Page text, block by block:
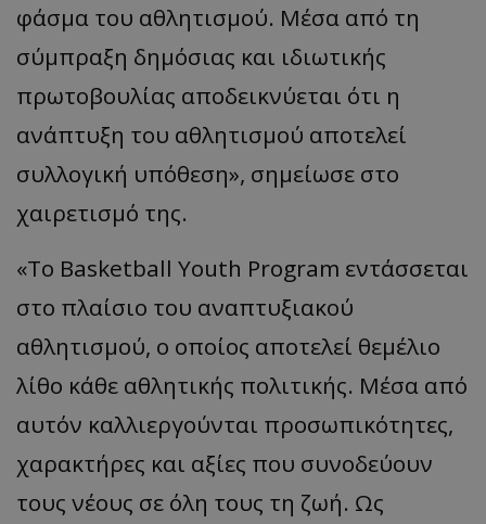
φάσμα του αθλητισμού. Μέσα από τη
σύμπραξη δημόσιας και ιδιωτικής
πρωτοβουλίας αποδεικνύεται ότι η
ανάπτυξη του αθλητισμού αποτελεί
συλλογική υπόθεση», σημείωσε στο
χαιρετισμό της.
«Το Basketball Youth Program εντάσσεται
στο πλαίσιο του αναπτυξιακού
αθλητισμού, ο οποίος αποτελεί θεμέλιο
λίθο κάθε αθλητικής πολιτικής. Μέσα από
αυτόν καλλιεργούνται προσωπικότητες,
χαρακτήρες και αξίες που συνοδεύουν
τους νέους σε όλη τους τη ζωή. Ως